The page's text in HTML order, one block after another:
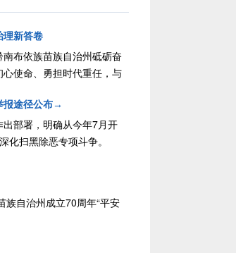
理新答卷
布依族苗族自治州砥砺奋
使命、勇担时代重任，与
报途径公布→
部署，明确从今年7月开
化扫黑除恶专项斗争。
自治州成立70周年“平安